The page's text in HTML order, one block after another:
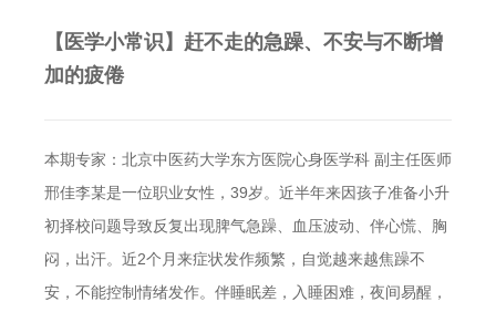
【医学小常识】赶不走的急躁、不安与不断增
加的疲倦
本期专家：北京中医药大学东方医院心身医学科 副主任医师
邢佳李某是一位职业女性，39岁。近半年来因孩子准备小升
初择校问题导致反复出现脾气急躁、血压波动、伴心慌、胸
闷，出汗。近2个月来症状发作频繁，自觉越来越焦躁不
安，不能控制情绪发作。伴睡眠差，入睡困难，夜间易醒，